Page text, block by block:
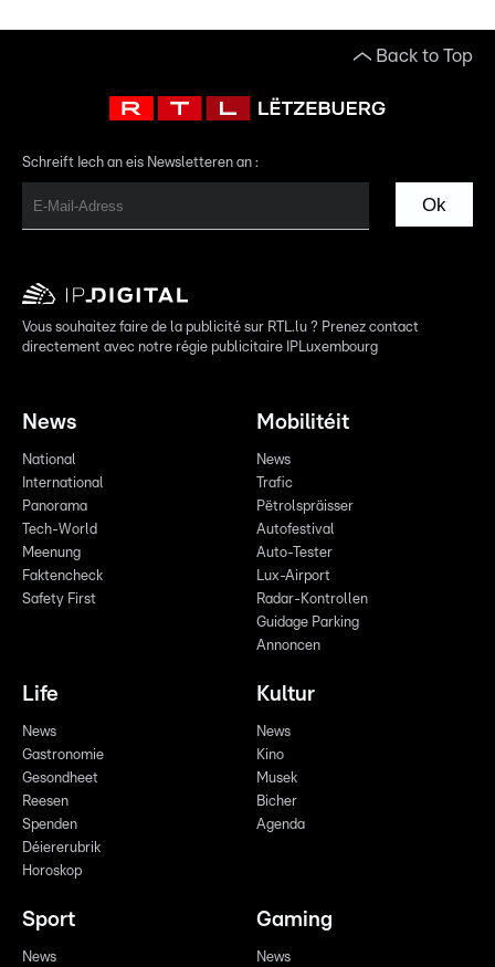
Back to Top
Schreift Iech an eis Newsletteren an :
Ok
Vous souhaitez faire de la publicité sur RTL.lu ? Prenez contact
directement avec notre régie publicitaire IPLuxembourg
News
National
International
Panorama
Tech-World
Meenung
Faktencheck
Safety First
Mobilitéit
News
Trafic
Pëtrolspräisser
Autofestival
Auto-Tester
Lux-Airport
Radar-Kontrollen
Guidage Parking
Annoncen
Life
News
Gastronomie
Gesondheet
Reesen
Spenden
Déiererubrik
Horoskop
Kultur
News
Kino
Musek
Bicher
Agenda
Sport
News
Gaming
News